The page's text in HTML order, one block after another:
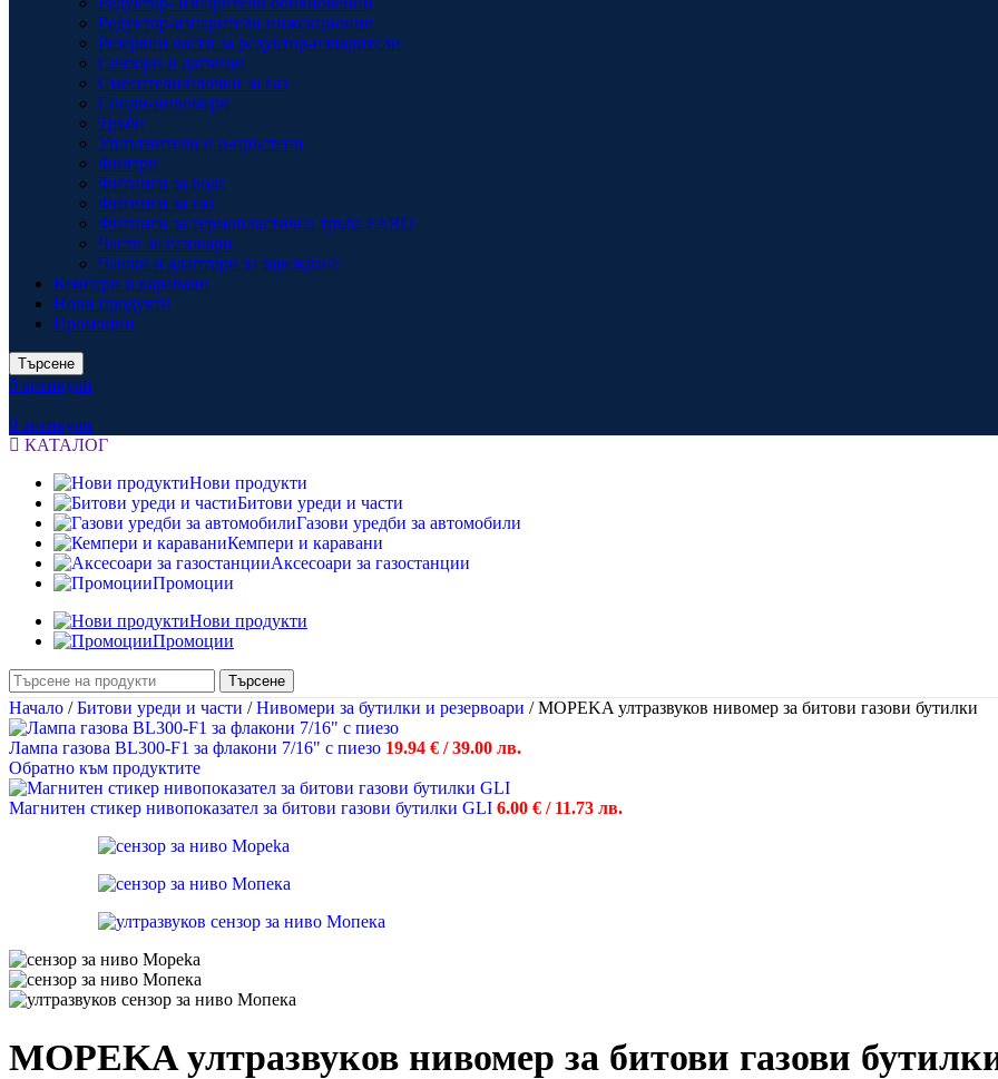
Редуктор-изпарители инжекционни
Резервни части за редуктор-изпарители
Сензори и датчици
Смесители/плочки за газ
Сонди-нивомери
Тръби
Уплътнители и о-пръстени
Филтри
Фитинги за вода
Фитинги за газ
Фитинги за термопластична тръба FARO
Части за газокари
Чашки и адаптори за зареждане
Кемпери и каравани
Нови продукти
Промоции
Търсене
0 артикули
0 артикули
КАТАЛОГ
Нови продукти
Битови уреди и части
Газови уредби за автомобили
Кемпери и каравани
Аксесоари за газостанции
Промоции
Нови продукти
Промоции
Търсене
Начало / Битови уреди и части / Нивомери за бутилки и резервоари / MOPEKA ултразвуков нивомер за битови газови бутилки
Лампа газова BL300-F1 за флакони 7/16" с пиезо 19.94 € / 39.00 лв.
Обратно към продуктите
Магнитен стикер нивопоказател за битови газови бутилки GLI 6.00 € / 11.73 лв.
MOPEKA ултразвуков нивомер за битови газови